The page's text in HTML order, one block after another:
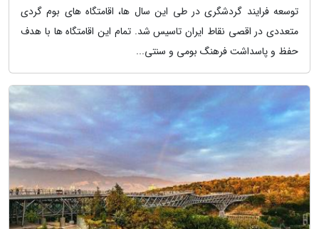
توسعه فرایند گردشگری در طی این سال ها، اقامتگاه های بوم گردی
متعددی در اقصی نقاط ایران تاسیس شد. تمام این اقامتگاه ها با هدف
حفظ و پاسداشت فرهنگ بومی و سنتی...